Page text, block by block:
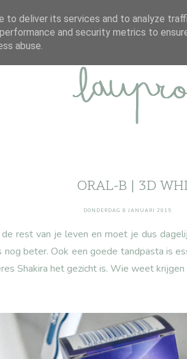
ABOUT DISCLAIMER
ORAL-B | 3D
DONDERDAG 8 JANUARI 2015
de rest van je leven en moet je dus
nog beter. Ook een goede tandpasta is
Shakira het gezicht is. Wie weet
to deliver its services and to analyze
and security metrics to
abuse.